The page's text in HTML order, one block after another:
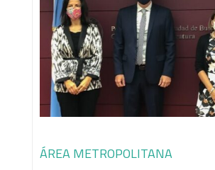
ÁREA METROPOLITANA